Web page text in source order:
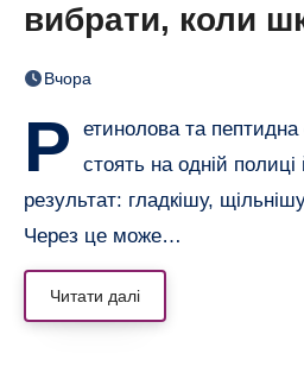
вибрати, коли
нерівною і
Вчора
Р
етинолова та
стоять на одній
результат: гладкішу,
Через це може…
Читати далі